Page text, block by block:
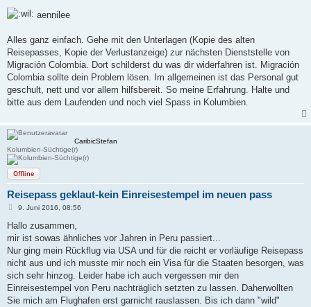
i
t
a
g
aennilee
Alles ganz einfach. Gehe mit den Unterlagen (Kopie des alten
Reisepasses, Kopie der Verlustanzeige) zur nächsten Dienststelle von
Migración Colombia. Dort schilderst du was dir widerfahren ist. Migración
Colombia sollte dein Problem lösen. Im allgemeinen ist das Personal gut
geschult, nett und vor allem hilfsbereit. So meine Erfahrung. Halte und
bitte aus dem Laufenden und noch viel Spass in Kolumbien.
CaribicStefan
Kolumbien-Süchtige(r)
Offline
Reisepass geklaut-kein Einreisestempel im neuen pass
B
i
r
a
9. Juni 2016, 08:56
Hallo zusammen,
mir ist sowas ähnliches vor Jahren in Peru passiert...
Nur ging mein Rückflug via USA und für die reicht er vorläufige Reisepass
nicht aus und ich musste mir noch ein Visa für die Staaten besorgen, was
sich sehr hinzog. Leider habe ich auch vergessen mir den
Einreisestempel von Peru nachträglich setzten zu lassen. Daherwollten
Sie mich am Flughafen erst garnicht rauslassen. Bis ich dann "wild"